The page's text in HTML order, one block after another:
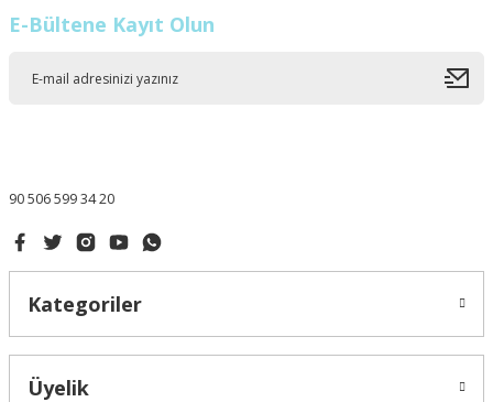
E-Bültene Kayıt Olun
90 506 599 34 20
Kategoriler
Üyelik